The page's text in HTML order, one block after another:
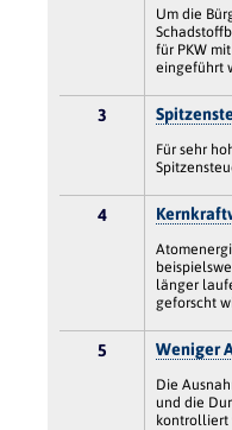
Um die
für PKW
eingeführt
3
Für sehr
4
länger
geforscht
5 Weniger
Die
und die
kontrolliert